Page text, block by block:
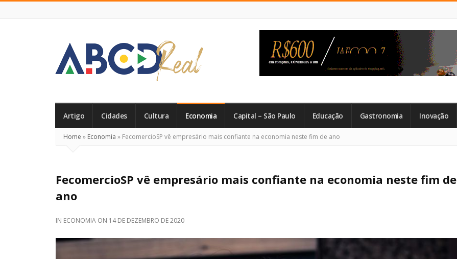
Real
Artigo Cidades Cultura Economia Capital – São Paulo Educação Gastronomia Inovação
Home » Economia » FecomercioSP vê empresário mais confiante na economia neste fim de ano
FecomercioSP vê empresário mais confiante na economia neste fim de
ano
IN ECONOMIA ON 14 DE DEZEMBRO DE 2020